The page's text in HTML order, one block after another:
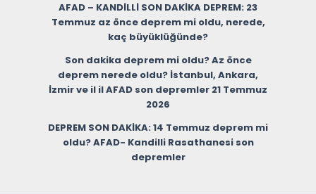
AFAD – KANDİLLİ SON DAKİKA DEPREM: 23
Temmuz az önce deprem mi oldu, nerede,
kaç büyüklüğünde?
Son dakika deprem mi oldu? Az önce
deprem nerede oldu? İstanbul, Ankara,
İzmir ve il il AFAD son depremler 21 Temmuz
2026
DEPREM SON DAKİKA: 14 Temmuz deprem mi
oldu? AFAD- Kandilli Rasathanesi son
depremler